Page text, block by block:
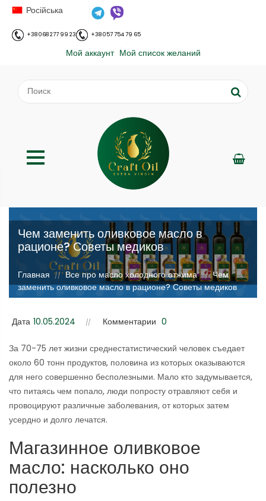
Російська
+38 068 277 99 23 +38 057 754 79 65
Мой аккаунт Мой список желаний
Чем заменить оливковое масло в
рационе? Советы медиков
;
Главная // Все про масло холодного отжима // Чем
заменить оливковое масло в рационе? Советы медиков
Дата 10.05.2024 Комментарии 0
За 70-75 лет жизни среднестатистический человек съедает
около 60 тонн продуктов, половина из которых оказываются
для него совершенно бесполезными. Мало кто задумывается,
что питаясь чем попало, люди попросту отравляют себя и
провоцируют различные заболевания, от которых затем
усердно и долго лечатся.
Магазинное оливковое
масло: насколько оно
полезно